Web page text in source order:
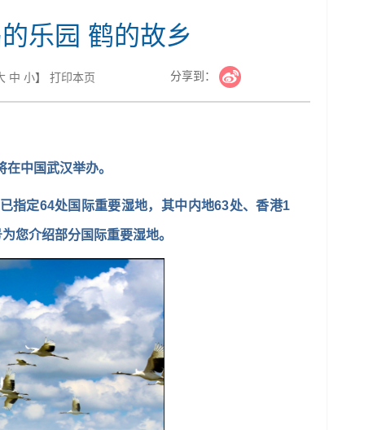
乐园 鹤的故乡
中 小】 打印本页 分享到：
中国武汉举办。
指定64处国际重要湿地，其中内地63处、香港1
您介绍部分国际重要湿地。